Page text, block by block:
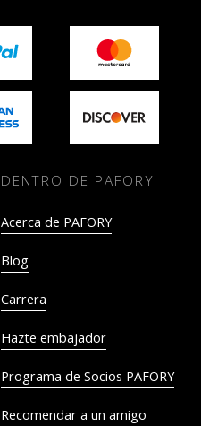
DENTRO DE PAFORY
Acerca de PAFORY
Blog
Carrera
Hazte embajador
Programa de Socios PAFORY
Recomendar a un amigo